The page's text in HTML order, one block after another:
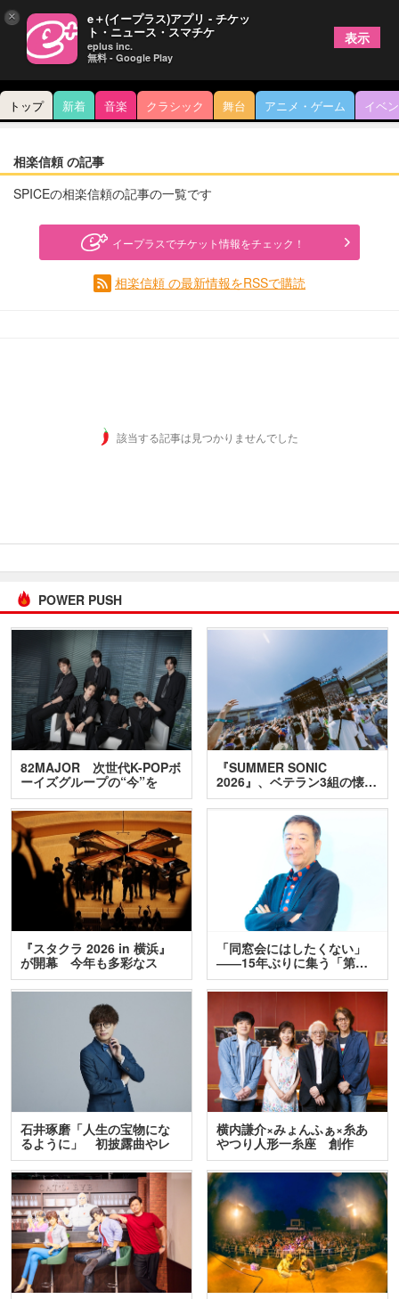
トップ 新着 音楽 クラシック 舞台 アニメ・ゲーム イベ
相楽信頼 の記事
SPICEの相楽信頼の記事の一覧です
イープラスでチケット情報をチェック！
相楽信頼 の最新情報をRSSで購読
該当する記事は見つかりませんでした
POWER PUSH
82MAJOR 次世代K-POPボ
ーイズグループの“今”を
訊…
『SUMMER SONIC
2026』、ベテラン3組の懐…
『スタクラ 2026 in 横浜』
が開幕 今年も多彩なス
テ…
「同窓会にはしたくない」
――15年ぶりに集う「第…
石井琢磨「人生の宝物にな
るように」 初披露曲やレ
ア…
横内謙介×みょんふぁ×糸あ
やつり人形一糸座 創作
人…
× e＋(イープラス)アプリ - チケッ
ト・ニュース・スマチケ
eplus inc.
無料 - Google Play
表示